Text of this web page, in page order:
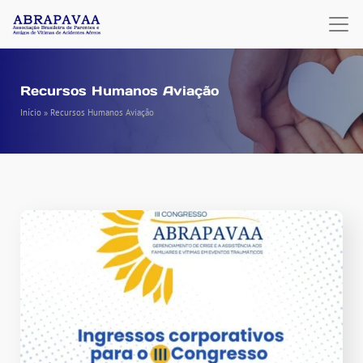
Recursos Humanos Aviação
Início » Recursos Humanos Aviação